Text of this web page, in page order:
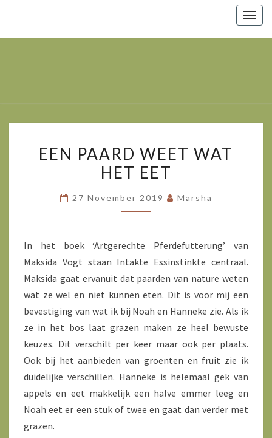
PAARD
WEET
EEN PAARD WEET WAT
HET EET
27 November 2019 Marsha
In het boek ‘Artgerechte Pferdefutterung’ van
Maksida Vogt staan Intakte Essinstinkte centraal.
Maksida gaat ervanuit dat paarden van nature weten
wat ze wel en niet kunnen eten. Dit is voor mij een
bevestiging van wat ik bij Noah en Hanneke zie. Als ik
ze in het bos laat grazen maken ze heel bewuste
keuzes. Dit verschilt per keer maar ook per plaats.
Ook bij het aanbieden van groenten en fruit zie ik
duidelijke verschillen. Hanneke is helemaal gek van
appels en eet makkelijk een halve emmer leeg en
Noah eet er een stuk of twee en gaat dan verder met
grazen.